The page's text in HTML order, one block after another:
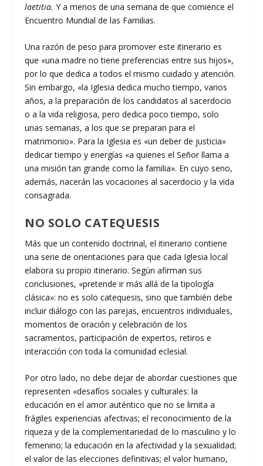
laetitia.Y a menos de una semana de que comience el
Encuentro Mundial de las Familias.
Una razón de peso para promover este itinerario es
que «una madre no tiene preferencias entre sus hijos»,
por lo que dedica a todos el mismo cuidado y atención.
Sin embargo, «la Iglesia dedica mucho tiempo, varios
años, a la preparación de los candidatos al sacerdocio
o a la vida religiosa, pero dedica poco tiempo, solo
unas semanas, a los que se preparan para el
matrimonio». Para la Iglesia es «un deber de justicia»
dedicar tiempo y energías «a quienes el Señor llama a
una misión tan grande como la familia». En cuyo seno,
además, nacerán las vocaciones al sacerdocio y la vida
consagrada.
NO SOLO CATEQUESIS
Más que un contenido doctrinal, el itinerario contiene
una serie de orientaciones para que cada Iglesia local
elabora su propio itinerario. Según afirman sus
conclusiones, «pretende ir más allá de la tipología
clásica»: no es solo catequesis, sino que también debe
incluir diálogo con las parejas, encuentros individuales,
momentos de oración y celebración de los
sacramentos, participación de expertos, retiros e
interacción con toda la comunidad eclesial.
Por otro lado, no debe dejar de abordar cuestiones que
representen «desafíos sociales y culturales: la
educación en el amor auténtico que no se limita a
frágiles experiencias afectivas; el reconocimiento de la
riqueza y de la complementariedad de lo masculino y lo
femenino; la educación en la afectividad y la sexualidad;
el valor de las elecciones definitivas; el valor humano,